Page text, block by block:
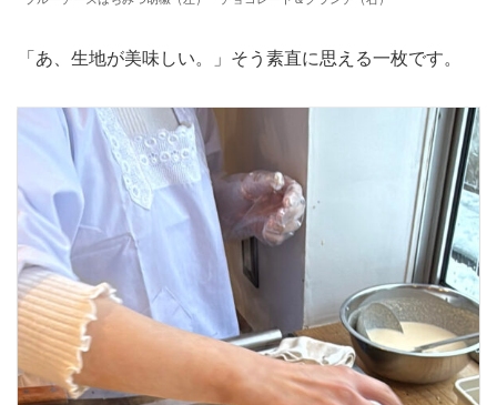
「あ、生地が美味しい。」そう素直に思える一枚です。